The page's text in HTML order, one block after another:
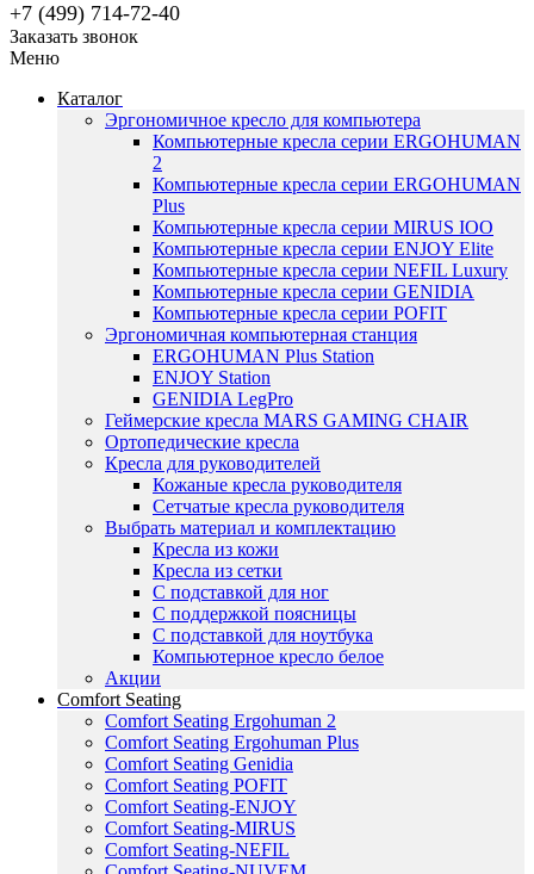
+7 (499) 714-72-40
Заказать звонок
Меню
Каталог
Эргономичное кресло для компьютера
Компьютерные кресла серии ERGOHUMAN
2
Компьютерные кресла серии ERGOHUMAN
Plus
Компьютерные кресла серии MIRUS IOO
Компьютерные кресла серии ENJOY Elite
Компьютерные кресла серии NEFIL Luxury
Компьютерные кресла серии GENIDIA
Компьютерные кресла серии POFIT
Эргономичная компьютерная станция
ERGOHUMAN Plus Station
ENJOY Station
GENIDIA LegPro
Геймерские кресла MARS GAMING CHAIR
Ортопедические кресла
Кресла для руководителей
Кожаные кресла руководителя
Сетчатые кресла руководителя
Выбрать материал и комплектацию
Кресла из кожи
Кресла из сетки
С подставкой для ног
С поддержкой поясницы
С подставкой для ноутбука
Компьютерное кресло белое
Акции
Comfort Seating
Comfort Seating Ergohuman 2
Comfort Seating Ergohuman Plus
Comfort Seating Genidia
Comfort Seating POFIT
Comfort Seating-ENJOY
Comfort Seating-MIRUS
Comfort Seating-NEFIL